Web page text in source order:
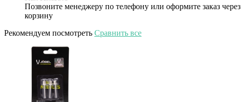
Позвоните менеджеру по телефону или оформите заказ через
корзину
Рекомендуем посмотреть Сравнить все